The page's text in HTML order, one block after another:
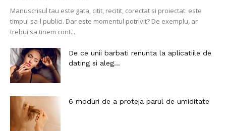
Manuscrisul tau este gata, citit, recitit, corectat si proiectat: este
timpul sa-l publici. Dar este momentul potrivit? De exemplu, ar
trebui sa tinem cont...
De ce unii barbati renunta la aplicatiile de
dating si aleg...
6 moduri de a proteja parul de umiditate